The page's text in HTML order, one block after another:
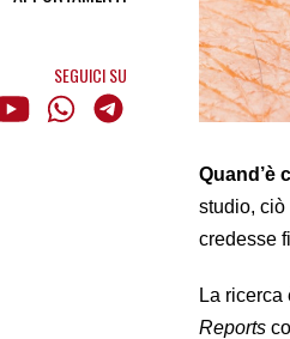
SEGUICI SU
Quand’è
studio, ciò
credesse
La
Reports